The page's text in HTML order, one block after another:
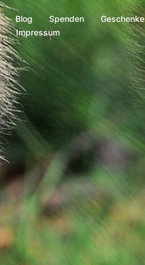
Blog Spenden
Geschenke
Impressum